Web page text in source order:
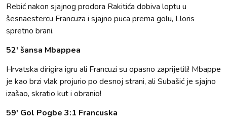
Rebić nakon sjajnog prodora Rakitića dobiva loptu u
šesnaestercu Francuza i sjajno puca prema golu, Lloris
spretno brani.
52' šansa Mbappea
Hrvatska dirigira igru ali Francuzi su opasno zaprijetili! Mbappe
je kao brzi vlak projurio po desnoj strani, ali Subašić je sjajno
izašao, skratio kut i obranio!
59' Gol Pogbe 3:1 Francuska